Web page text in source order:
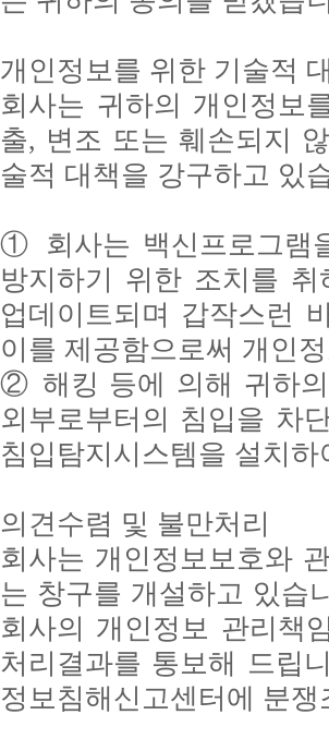
개인정보를 위한 기술적
회사는 귀하의 개인정보
출, 변조 또는 훼손되지
술적 대책을 강구하고 있
① 회사는 백신프로그램
방지하기 위한 조치를
업데이트되며 갑작스런
이를 제공함으로써 개인
② 해킹 등에 의해 귀하
외부로부터의 침입을 차
침입탐지시스템을 설치
의견수렴 및 불만처리
회사는 개인정보보호와
는 창구를 개설하고 있습
회사의 개인정보 관리책
처리결과를 통보해 드립
정보침해신고센터에 분